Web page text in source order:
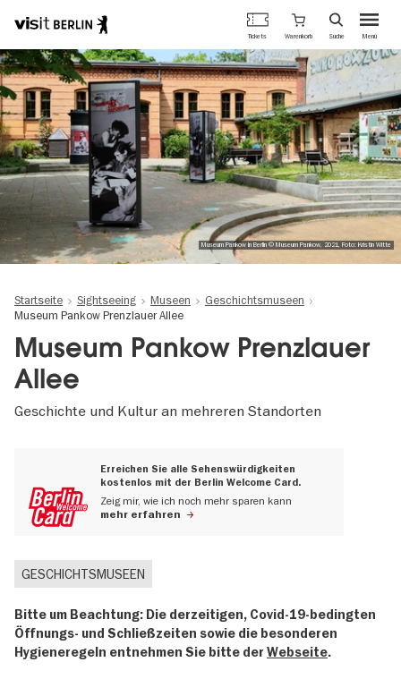
Direkt
zum
Inhalt
Berlins
offizielles
Tourismusportal
Menü
Tickets Warenkorb Suche
Museum Pankow in Berlin © Museum Pankow, 2021, Foto: Kristin Witte
Startseite Sightseeing Museen
Geschichtsmuseen
Museum Pankow Prenzlauer Allee
Museum Pankow Prenzlauer
Allee
Geschichte und Kultur an mehreren Standorten
Erreichen Sie alle Sehenswürdigkeiten
kostenlos mit der Berlin Welcome Card.
Zeig mir, wie ich noch mehr sparen kann
mehr erfahren
GESCHICHTSMUSEEN
Bitte um Beachtung: Die derzeitigen, Covid-19-bedingten
Öffnungs- und Schließzeiten sowie die besonderen
Hygieneregeln entnehmen Sie bitte der Webseite.